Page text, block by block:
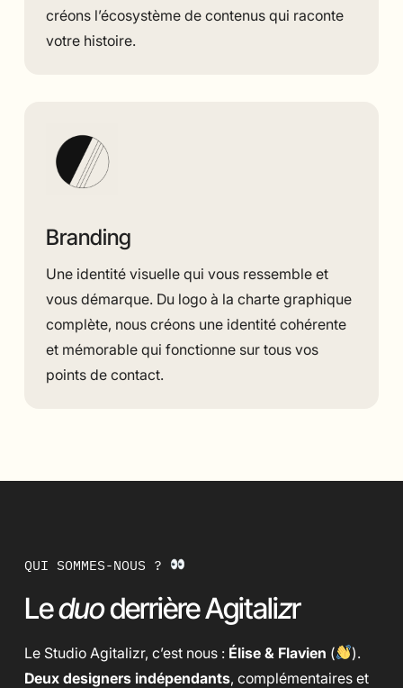
créons l’écosystème de contenus qui raconte
votre histoire.
Branding
Une identité visuelle qui vous ressemble et
vous démarque. Du logo à la charte graphique
complète, nous créons une identité cohérente
et mémorable qui fonctionne sur tous vos
points de contact.
QUI SOMMES-NOUS ?
Leduoderrière Agitalizr
Le Studio Agitalizr, c’est nous : Élise & Flavien (
).
Deux designers indépendants, complémentaires et